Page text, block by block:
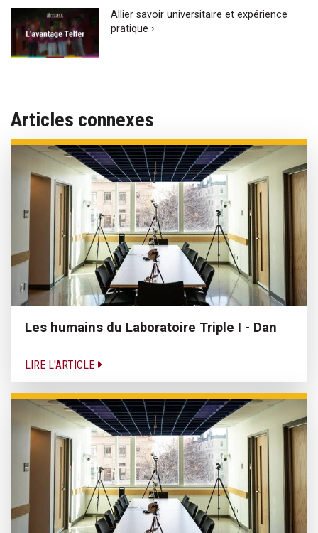
Allier savoir universitaire et expérience
pratique ›
Articles connexes
Les humains du Laboratoire Triple I - Dan
LIRE L'ARTICLE